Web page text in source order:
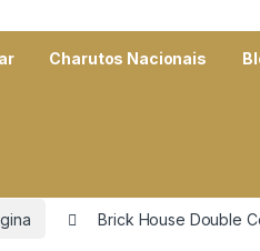
Charutos Nacionais
Brick House Double